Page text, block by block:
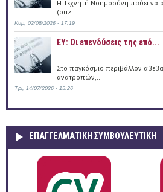
Η Τεχνητή Νοημοσύνη παύει να
(buz...
Κυρ, 02/08/2026 - 17:19
EY: Οι επενδύσεις της επό...
Στο παγκόσμιο περιβάλλον
ανατροπών,...
Τρί, 14/07/2026 - 15:26
ΕΠΑΓΓΕΛΜΑΤΙΚΉ ΣΥΜΒΟΥΛΕΥΤΙΚΉ